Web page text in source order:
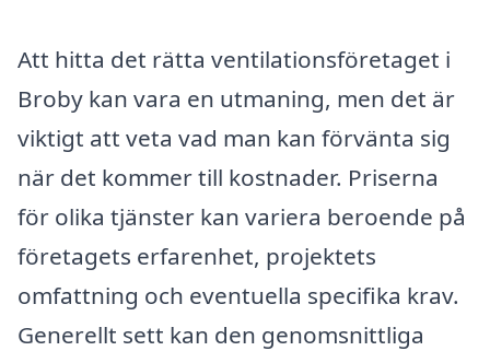
Att hitta det rätta ventilationsföretaget i
Broby kan vara en utmaning, men det är
viktigt att veta vad man kan förvänta sig
när det kommer till kostnader. Priserna
för olika tjänster kan variera beroende på
företagets erfarenhet, projektets
omfattning och eventuella specifika krav.
Generellt sett kan den genomsnittliga